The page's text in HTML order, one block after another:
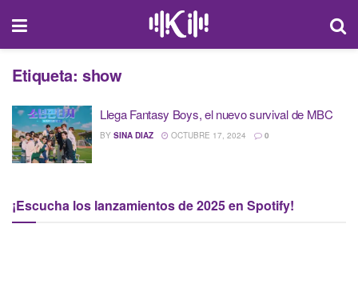
Etiqueta: show
Llega Fantasy Boys, el nuevo survival de MBC
BY SINA DIAZ OCTUBRE 17, 2024 0
¡Escucha los lanzamientos de 2025 en Spotify!